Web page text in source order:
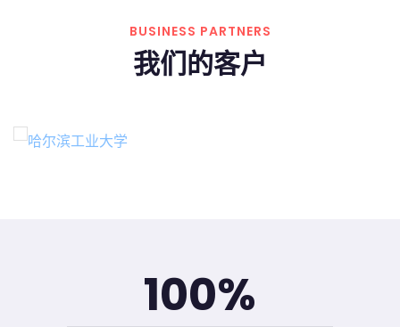
BUSINESS PARTNERS
我们的客户
100%